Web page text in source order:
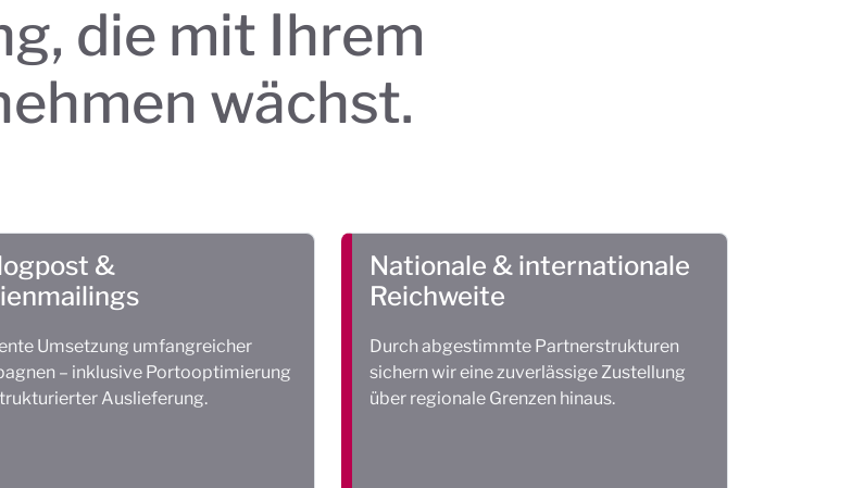
die mit Ihrem
wächst.
&
Umsetzung umfangreicher
– inklusive Portooptimierung
Auslieferung.
Nationale & internationale
Reichweite
Durch abgestimmte Partnerstrukturen
sichern wir eine zuverlässige Zustellung
über regionale Grenzen hinaus.